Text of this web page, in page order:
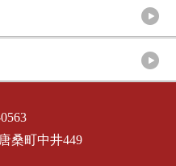
桑町中井449